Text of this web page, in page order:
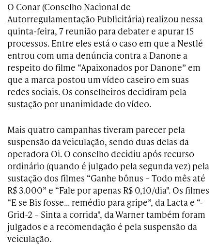
O Conar (Conselho Nacional de
Autorregulamentação Publicitária) realizou nessa
quinta-feira, 7 reunião para debater e apurar 15
processos. Entre eles está o caso em que a Nestlé
entrou com uma denúncia contra a Danone a
respeito do filme “Apaixonados por Danone” em
que a marca postou um vídeo caseiro em suas
redes sociais. Os conselheiros decidiram pela
sustação por unanimidade do vídeo.
Mais quatro campanhas tiveram parecer pela
suspensão da veiculação, sendo duas delas da
operadora Oi. O conselho decidiu após recurso
ordinário (quando é julgado pela segunda vez) pela
sustação dos filmes “Ganhe bônus – Todo mês até
R$ 3.000” e “Fale por apenas R$ 0,10/dia". Os filmes
“E se Bis fosse… remédio para gripe”, da Lacta e “-
Grid-2 – Sinta a corrida", da Warner também foram
julgados e a recomendação é pela suspensão da
veiculação.